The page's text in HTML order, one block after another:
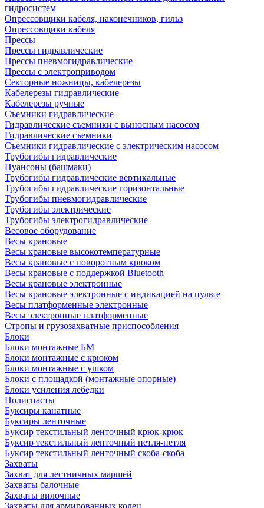
гидросистем
Опрессовщики кабеля, наконечников, гильз
Опрессовщики кабеля
Прессы
Прессы гидравлические
Прессы пневмогидравлические
Прессы с электроприводом
Секторные ножницы, кабелерезы
Кабелерезы гидравлические
Кабелерезы ручные
Съемники гидравлические
Гидравлические cъемники с выносным насосом
Гидравлические съемники
Съемники гидравлические с электрическим насосом
Трубогибы гидравлические
Пуансоны (башмаки)
Трубогибы гидравлические вертикальные
Трубогибы гидравлические горизонтальные
Трубогибы пневмогидравлические
Трубогибы электрические
Трубогибы электрогидравлические
Весовое оборудование
Весы крановые
Весы крановые высокотемпературные
Весы крановые с поворотным крюком
Весы крановые с поддержкой Bluetooth
Весы крановые электронные
Весы крановые электронные с индикацией на пульте
Весы платформенные электронные
Весы электронные платформенные
Стропы и грузозахватные приспособления
Блоки
Блоки монтажные БМ
Блоки монтажные с крюком
Блоки монтажные с ушком
Блоки с площадкой (монтажные опорные)
Блоки усиления лебедки
Полиспасты
Буксиры канатные
Буксиры ленточные
Буксир текстильный ленточный крюк-крюк
Буксир текстильный ленточный петля-петля
Буксир текстильный ленточный скоба-скоба
Захваты
Захват для лестничных маршей
Захваты балочные
Захваты вилочные
Захваты для армированных колец